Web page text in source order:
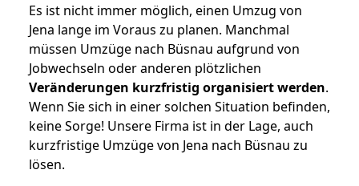
Es ist nicht immer möglich, einen Umzug von
Jena lange im Voraus zu planen. Manchmal
müssen Umzüge nach Büsnau aufgrund von
Jobwechseln oder anderen plötzlichen
Veränderungen kurzfristig organisiert werden.
Wenn Sie sich in einer solchen Situation befinden,
keine Sorge! Unsere Firma ist in der Lage, auch
kurzfristige Umzüge von Jena nach Büsnau zu
lösen.